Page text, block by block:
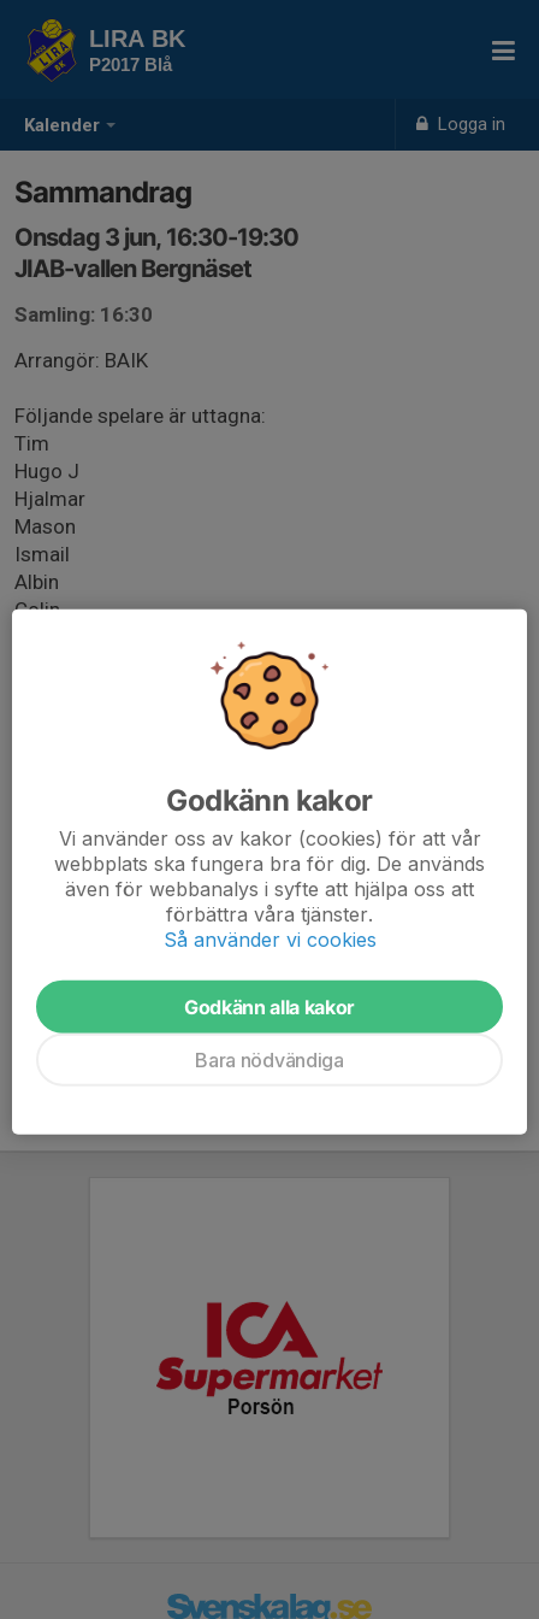
Kalender Logga in
LIRA BK
P2017 Blå
Sammandrag
Onsdag 3 jun, 16:30-19:30
JIAB-vallen Bergnäset
Samling: 16:30
Arrangör: BAIK
Följande spelare är uttagna:
Tim
Hugo J
Hjalmar
Mason
Ismail
Albin
Colin
Spelschema:
Samling 16:30
17:00 Sunderbyn 1 - Lira (plan1)
17:30 Sunderbyn 2 - Lira (plan 2)
19:00 Lira - Luleå FC (plan 3)
Godkänn kakor
Vi använder oss av kakor (cookies) för att vår
webbplats ska fungera bra för dig. De används
även för webbanalys i syfte att hjälpa oss att
förbättra våra tjänster.
Så använder vi cookies
Godkänn alla kakor
Bara nödvändiga